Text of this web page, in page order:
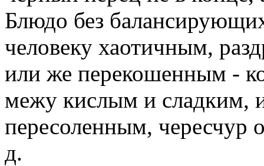
Блюдо без
человеку хаотичным,
или же перекошенным -
межу кислым и сладким,
пересоленным,
д.